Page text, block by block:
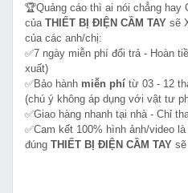
🏆Quảng cáo thì ai nói chẳng hay
của THIẾT BỊ ĐIỆN CẦM TAY sẽ
của các anh/chị:
✅7 ngày miễn phí đổi trả - Hoàn
xuất)
✅Bảo hành miễn phí từ 03 - 12
(chú ý không áp dụng với vật tư
✅Giao hàng nhanh tại nhà - Chỉ
✅Cam kết 100% hình ảnh/video
đúng THIẾT BỊ ĐIỆN CẦM TAY